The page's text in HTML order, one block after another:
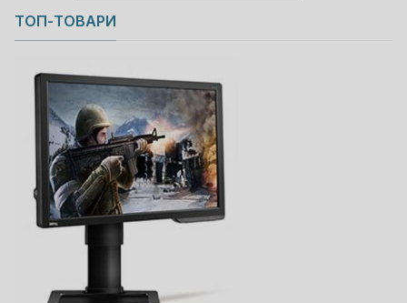
Copyright MAXXmarketing GmbH
JoomShopping Download & Support
ТОП-ТОВАРИ